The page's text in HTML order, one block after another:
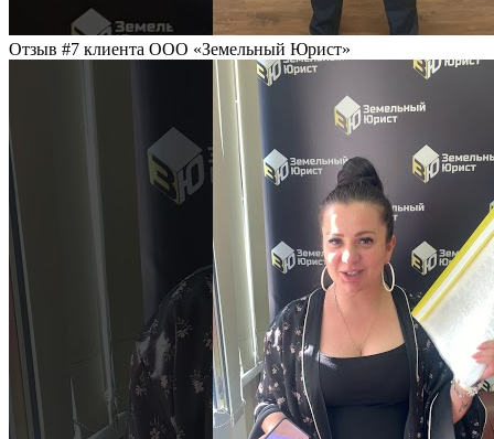
Отзыв #7 клиента ООО «Земельный Юрист»